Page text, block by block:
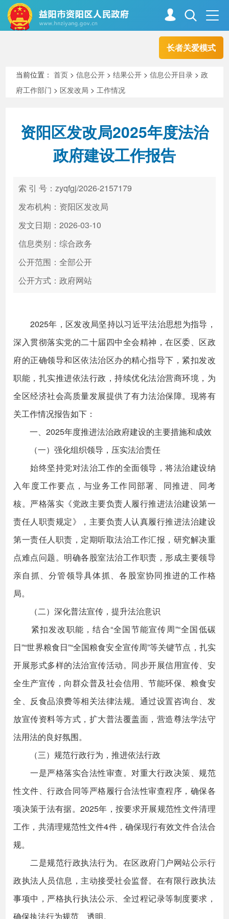
长者关爱模式
走进资阳
新闻中心 解读回应
政务服务
高效办成一件事
当前位置：首页 >信息公开 >结果公开 >信息公开目录 >政
府工作部门 > 区发改局 >工作情况
资阳区发改局2025年度法治
政府建设工作报告
索 引 号：zyqfgj/2026-2157179
发布机构：资阳区发改局
发文日期：2026-03-10
信息类别：综合政务
公开范围：全部公开
公开方式：政府网站
2025年，区发改局坚持以习近平法治思想为指导，
深入贯彻落实党的二十届四中全会精神，在区委、区政
府的正确领导和区依法治区办的精心指导下，紧扣发改
职能，扎实推进依法行政，持续优化法治营商环境，为
全区经济社会高质量发展提供了有力法治保障。现将有
关工作情况报告如下：
一、2025年度推进法治政府建设的主要措施和成效
（一）强化组织领导，压实法治责任
始终坚持党对法治工作的全面领导，将法治建设纳
入年度工作要点，与业务工作同部署、同推进、同考
核。严格落实《党政主要负责人履行推进法治建设第一
责任人职责规定》，主要负责人认真履行推进法治建设
第一责任人职责，定期听取法治工作汇报，研究解决重
点难点问题。明确各股室法治工作职责，形成主要领导
亲自抓、分管领导具体抓、各股室协同推进的工作格
局。
（二）深化普法宣传，提升法治意识
紧扣发改职能，结合“全国节能宣传周”“全国低碳
日”“世界粮食日”“全国粮食安全宣传周”等关键节点，扎实
开展形式多样的法治宣传活动。同步开展信用宣传、安
全生产宣传，向群众普及社会信用、节能环保、粮食安
全、反食品浪费等相关法律法规。通过设置咨询台、发
放宣传资料等方式，扩大普法覆盖面，营造尊法学法守
法用法的良好氛围。
（三）规范行政行为，推进依法行政
一是严格落实合法性审查。对重大行政决策、规范
性文件、行政合同等严格履行合法性审查程序，确保各
项决策于法有据。2025年，按要求开展规范性文件清理
工作，共清理规范性文件4件，确保现行有效文件合法合
规。
二是规范行政执法行为。在区政府门户网站公示行
政执法人员信息，主动接受社会监督。在有限行政执法
事项中，严格执行执法公示、全过程记录等制度要求，
确保执法行为规范、透明。